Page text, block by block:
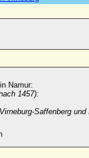
Namur:
1457):
Saffenberg